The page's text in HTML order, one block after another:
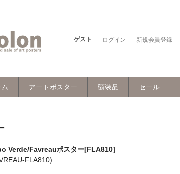
ゲスト ログイン 新規会員登録
アートポスター 額装品 セール
Verde/Favreauポスター[FLA810]
FLA810)